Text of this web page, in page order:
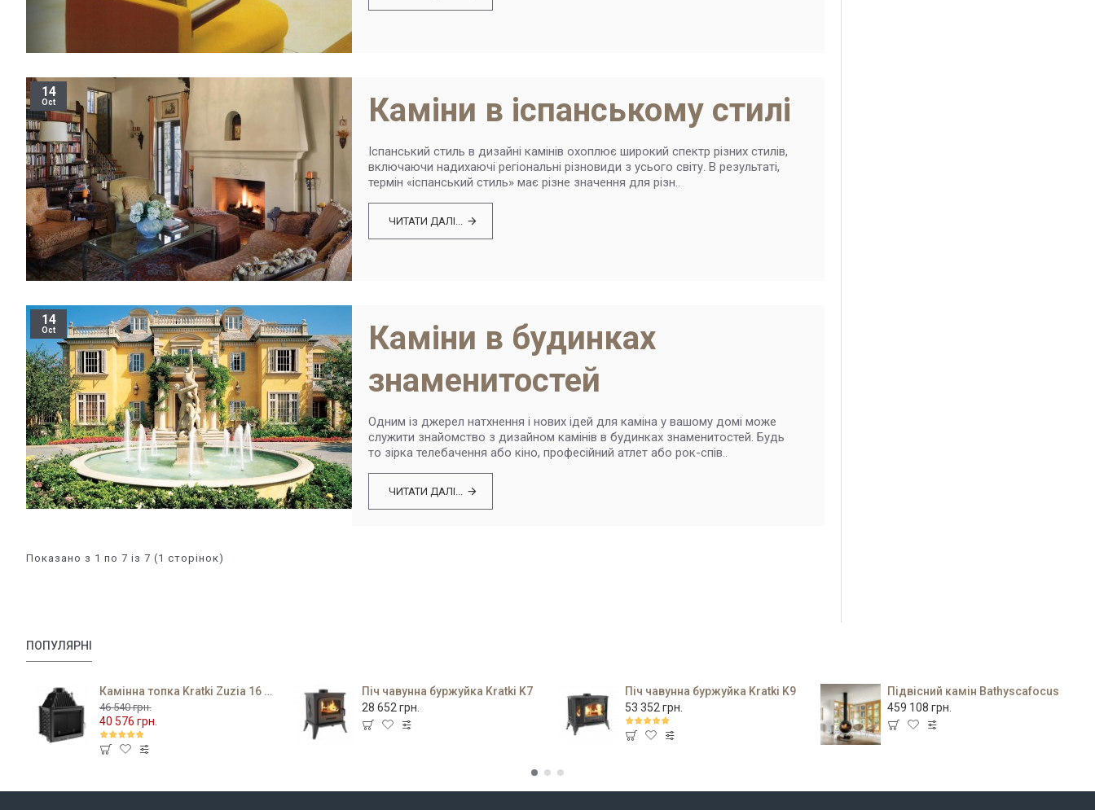
14
Oct Каміни в іспанському стилі
Іспанський стиль в дизайні камінів охоплює широкий спектр різних стилів,
включаючи надихаючі регіональні різновиди з усього світу. В результаті,
термін «іспанський стиль» має різне значення для різн..
ЧИТАТИ ДАЛІ...
14
Oct
Каміни в будинках
знаменитостей
Одним із джерел натхнення і нових ідей для каміна у вашому домі може
служити знайомство з дизайном камінів в будинках знаменитостей. Будь
то зірка телебачення або кіно, професійний атлет або рок-спів..
ЧИТАТИ ДАЛІ...
Показано з 1 по 7 із 7 (1 сторінок)
ПОПУЛЯРНІ
Камінна топка Kratki Zuzia 16 PF
40 576 грн.
46 540 грн.
Піч чавунна буржуйка Kratki K7
28 652 грн.
Піч чавунна буржуйка Kratki K9
53 352 грн.
Підвісний камін Bathyscafocus
459 108 грн.